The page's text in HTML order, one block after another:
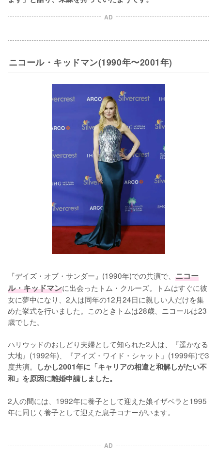
AD
ニコール・キッドマン(1990年〜2001年)
『デイズ・オブ・サンダー』(1990年)での共演で、 ニコー
ル・キッドマンに出会ったトム・クルーズ。トムはすぐに彼
女に夢中になり、2人は同年の12月24日に親しい人だけを集
めた挙式を行いました。このときトムは28歳、ニコールは23
歳でした。
ハリウッドのおしどり夫婦として知られた2人は、『遥かなる
大地』(1992年)、『アイズ・ワイド・シャット』(1999年)で3
度共演。
しかし2001年に「キャリアの相違と和解しがたい不
和」を原因に離婚申請しました。
2人の間には、1992年に養子として迎えた娘イザベラと1995
年に同じく養子として迎えた息子コナーがいます。
AD